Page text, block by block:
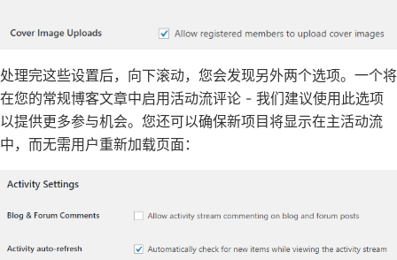
处理完这些设置后，向下滚动，您会发现另外两个选项。一个将
在您的常规博客文章中启用活动流评论 - 我们建议使用此选项
以提供更多参与机会。您还可以确保新项目将显示在主活动流
中，而无需用户重新加载页面：